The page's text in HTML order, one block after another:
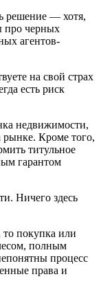
решение — хотя,
про черных
агентов-
на свой страх
есть риск
недвижимости,
рынке. Кроме того,
титульное
гарантом
Ничего здесь
покупка или
полным
процесс
права и